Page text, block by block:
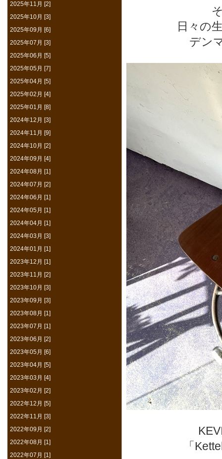
日々の
デン
「
2025年11月 [2]
2025年10月 [3]
2025年09月 [6]
2025年07月 [3]
2025年06月 [5]
2025年05月 [7]
2025年04月 [5]
2025年02月 [4]
2025年01月 [8]
2024年12月 [3]
2024年11月 [9]
2024年10月 [2]
2024年09月 [4]
2024年08月 [1]
2024年07月 [2]
2024年06月 [1]
2024年05月 [1]
2024年04月 [1]
2024年03月 [3]
2024年01月 [1]
2023年12月 [1]
2023年11月 [2]
2023年10月 [3]
2023年09月 [3]
2023年08月 [1]
2023年07月 [1]
2023年06月 [2]
2023年05月 [6]
2023年04月 [5]
2023年03月 [4]
2023年02月 [2]
2022年12月 [5]
2022年11月 [3]
2022年09月 [2]
2022年08月 [1]
2022年07月 [1]